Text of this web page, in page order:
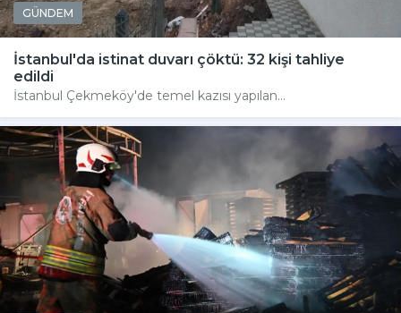
GÜNDEM
İstanbul'da istinat duvarı çöktü: 32 kişi tahliye
edildi
İstanbul Çekmeköy'de temel kazısı yapılan...